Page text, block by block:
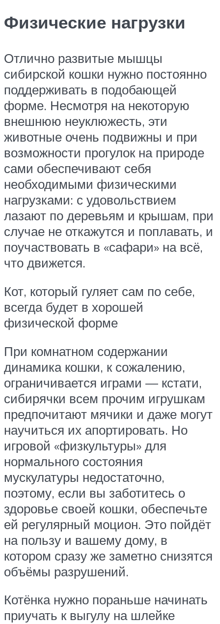
Физические нагрузки
Отлично развитые мышцы
сибирской кошки нужно постоянно
поддерживать в подобающей
форме. Несмотря на некоторую
внешнюю неуклюжесть, эти
животные очень подвижны и при
возможности прогулок на природе
сами обеспечивают себя
необходимыми физическими
нагрузками: с удовольствием
лазают по деревьям и крышам, при
случае не откажутся и поплавать, и
поучаствовать в «сафари» на всё,
что движется.
Кот, который гуляет сам по себе,
всегда будет в хорошей
физической форме
При комнатном содержании
динамика кошки, к сожалению,
ограничивается играми — кстати,
сибирячки всем прочим игрушкам
предпочитают мячики и даже могут
научиться их апортировать. Но
игровой «физкультуры» для
нормального состояния
мускулатуры недостаточно,
поэтому, если вы заботитесь о
здоровье своей кошки, обеспечьте
ей регулярный моцион. Это пойдёт
на пользу и вашему дому, в
котором сразу же заметно снизятся
объёмы разрушений.
Котёнка нужно пораньше начинать
приучать к выгулу на шлейке